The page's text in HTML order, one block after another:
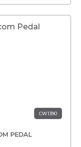
CW1390
PEDAL